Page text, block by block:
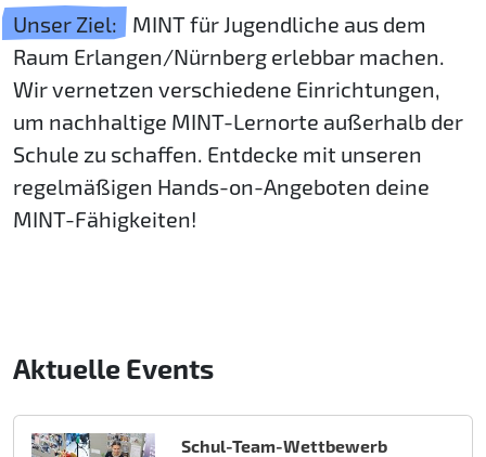
Unser Ziel:
MINT für Jugendliche aus dem
Raum Erlangen/Nürnberg erlebbar machen.
Wir vernetzen verschiedene Einrichtungen,
um nachhaltige MINT-Lernorte außerhalb der
Schule zu schaffen. Entdecke mit unseren
regelmäßigen Hands-on-Angeboten deine
MINT-Fähigkeiten!
Aktuelle Events
Schul-Team-Wettbewerb